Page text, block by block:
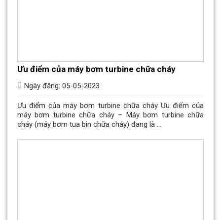
Ưu điểm của máy bơm turbine chữa cháy
Ngày đăng: 05-05-2023
Ưu điểm của máy bơm turbine chữa cháy Ưu điểm của
máy bơm turbine chữa cháy – Máy bơm turbine chữa
cháy (máy bơm tua bin chữa cháy) đang là ...